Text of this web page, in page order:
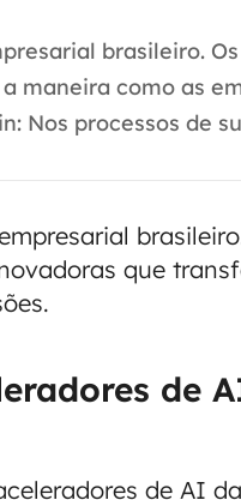
brasileiro.
maneira como as
Nos processos de
que
de
de AI